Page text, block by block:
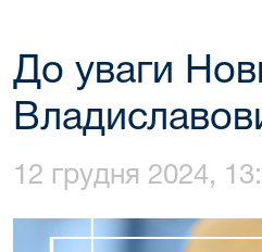
До уваги
12 грудня 2024,